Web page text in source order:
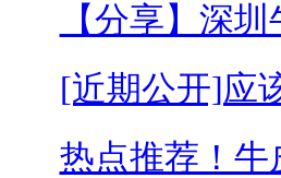
【分享】深
[近期公开]应
热点推荐！牛